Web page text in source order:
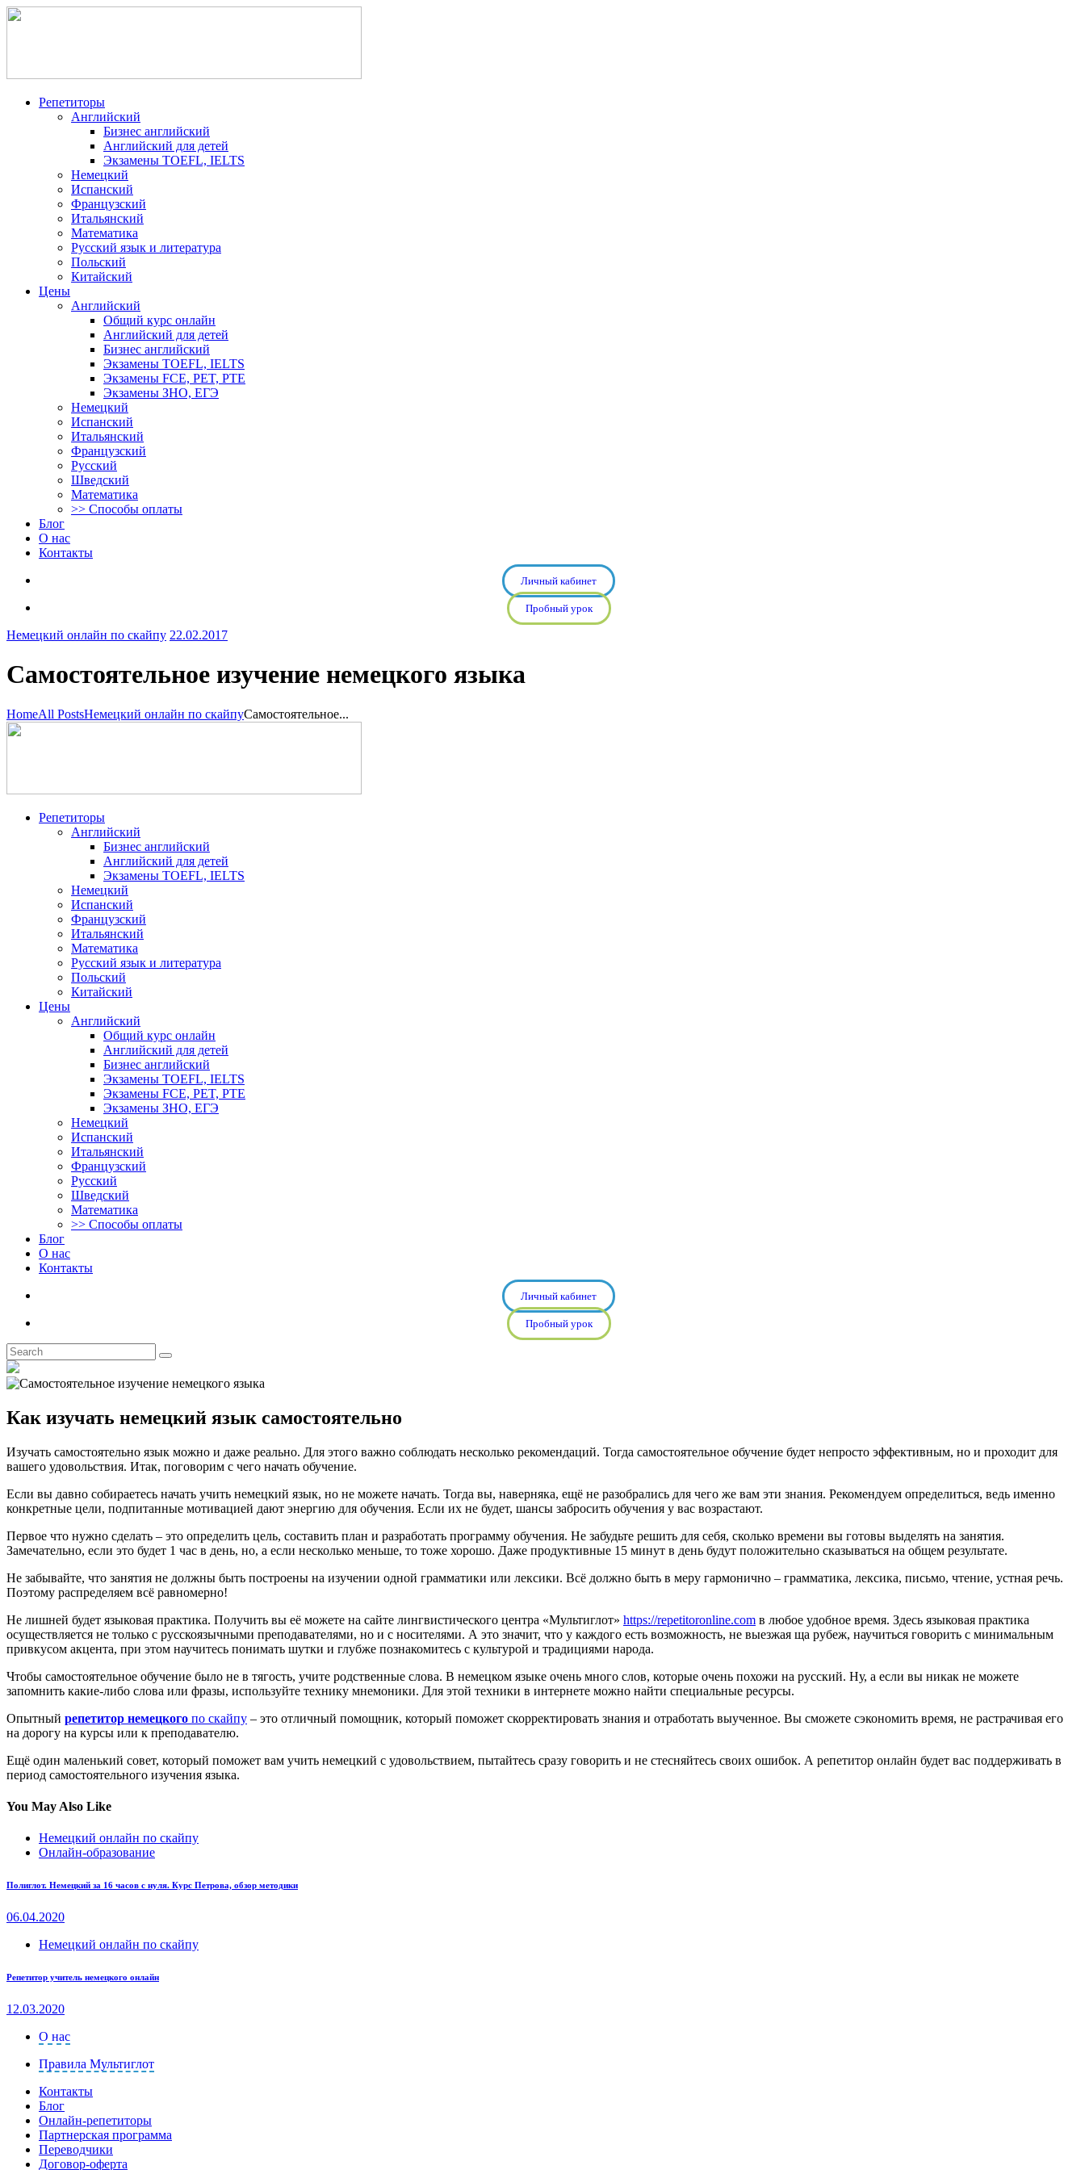
Репетиторы
Английский
Бизнес английский
Английский для детей
Экзамены TOEFL, IELTS
Немецкий
Испанский
Французский
Итальянский
Математика
Русский язык и литература
Польский
Китайский
Цены
Английский
Общий курс онлайн
Английский для детей
Бизнес английский
Экзамены TOEFL, IELTS
Экзамены FCE, PET, PTE
Экзамены ЗНО, ЕГЭ
Немецкий
Испанский
Итальянский
Французский
Русский
Шведский
Математика
>> Способы оплаты
Блог
О нас
Контакты
Личный кабинет
Пробный урок
Немецкий онлайн по скайпу 22.02.2017
Самостоятельное изучение немецкого языка
HomeAll PostsНемецкий онлайн по скайпуСамостоятельное...
Репетиторы
Английский
Бизнес английский
Английский для детей
Экзамены TOEFL, IELTS
Немецкий
Испанский
Французский
Итальянский
Математика
Русский язык и литература
Польский
Китайский
Цены
Английский
Общий курс онлайн
Английский для детей
Бизнес английский
Экзамены TOEFL, IELTS
Экзамены FCE, PET, PTE
Экзамены ЗНО, ЕГЭ
Немецкий
Испанский
Итальянский
Французский
Русский
Шведский
Математика
>> Способы оплаты
Блог
О нас
Контакты
Личный кабинет
Пробный урок
Как изучать немецкий язык самостоятельно
Изучать самостоятельно язык можно и даже реально. Для этого важно соблюдать несколько рекомендаций. Тогда самостоятельное обучение будет непросто эффективным, но и проходит для
вашего удовольствия. Итак, поговорим с чего начать обучение.
Если вы давно собираетесь начать учить немецкий язык, но не можете начать. Тогда вы, наверняка, ещё не разобрались для чего же вам эти знания. Рекомендуем определиться, ведь именно
конкретные цели, подпитанные мотивацией дают энергию для обучения. Если их не будет, шансы забросить обучения у вас возрастают.
Первое что нужно сделать – это определить цель, составить план и разработать программу обучения. Не забудьте решить для себя, сколько времени вы готовы выделять на занятия.
Замечательно, если это будет 1 час в день, но, а если несколько меньше, то тоже хорошо. Даже продуктивные 15 минут в день будут положительно сказываться на общем результате.
Не забывайте, что занятия не должны быть построены на изучении одной грамматики или лексики. Всё должно быть в меру гармонично – грамматика, лексика, письмо, чтение, устная речь.
Поэтому распределяем всё равномерно!
Не лишней будет языковая практика. Получить вы её можете на сайте лингвистического центра «Мультиглот» https://repetitoronline.com в любое удобное время. Здесь языковая практика
осуществляется не только с русскоязычными преподавателями, но и с носителями. А это значит, что у каждого есть возможность, не выезжая ща рубеж, научиться говорить с минимальным
привкусом акцента, при этом научитесь понимать шутки и глубже познакомитесь с культурой и традициями народа.
Чтобы самостоятельное обучение было не в тягость, учите родственные слова. В немецком языке очень много слов, которые очень похожи на русский. Ну, а если вы никак не можете
запомнить какие-либо слова или фразы, используйте технику мнемоники. Для этой техники в интернете можно найти специальные ресурсы.
Опытный репетитор немецкого по скайпу – это отличный помощник, который поможет скорректировать знания и отработать выученное. Вы сможете сэкономить время, не растрачивая его
на дорогу на курсы или к преподавателю.
Ещё один маленький совет, который поможет вам учить немецкий с удовольствием, пытайтесь сразу говорить и не стесняйтесь своих ошибок. А репетитор онлайн будет вас поддерживать в
период самостоятельного изучения языка.
You May Also Like
Немецкий онлайн по скайпу
Онлайн-образование
Полиглот. Немецкий за 16 часов с нуля. Курс Петрова, обзор методики
06.04.2020
Немецкий онлайн по скайпу
Репетитор учитель немецкого онлайн
12.03.2020
О нас
Правила Мультиглот
Контакты
Блог
Онлайн-репетиторы
Партнерская программа
Переводчики
Договор-оферта